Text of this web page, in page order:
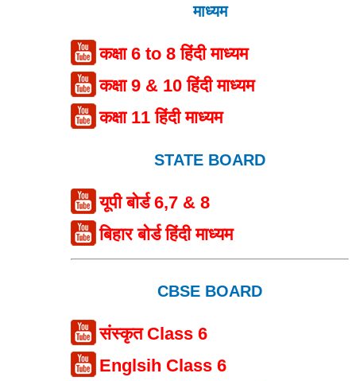
माध्यम
कक्षा 6 to 8 हिंदी माध्यम
कक्षा 9 & 10 हिंदी माध्यम
कक्षा 11 हिंदी माध्यम
STATE BOARD
यूपी बोर्ड 6,7 & 8
बिहार बोर्ड हिंदी माध्यम
CBSE BOARD
संस्कृत Class 6
Englsih Class 6